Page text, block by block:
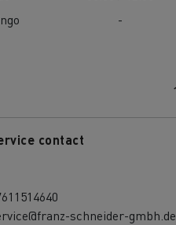
-
contact
schneider-gmbh.de